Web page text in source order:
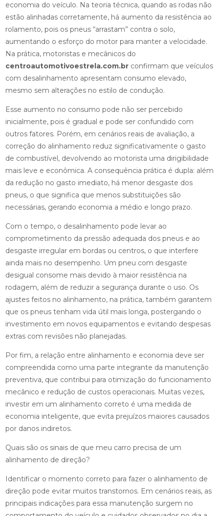
economia do veículo. Na teoria técnica, quando as rodas não
estão alinhadas corretamente, há aumento da resistência ao
rolamento, pois os pneus “arrastam” contra o solo,
aumentando o esforço do motor para manter a velocidade.
Na prática, motoristas e mecânicos do
centroautomotivoestrela.com.brconfirmam que veículos
com desalinhamento apresentam consumo elevado,
mesmo sem alterações no estilo de condução.
Esse aumento no consumo pode não ser percebido
inicialmente, pois é gradual e pode ser confundido com
outros fatores. Porém, em cenários reais de avaliação, a
correção do alinhamento reduz significativamente o gasto
de combustível, devolvendo ao motorista uma dirigibilidade
mais leve e econômica. A consequência prática é dupla: além
da redução no gasto imediato, há menor desgaste dos
pneus, o que significa que menos substituições são
necessárias, gerando economia a médio e longo prazo.
Com o tempo, o desalinhamento pode levar ao
comprometimento da pressão adequada dos pneus e ao
desgaste irregular em bordas ou centros, o que interfere
ainda mais no desempenho. Um pneu com desgaste
desigual consome mais devido à maior resistência na
rodagem, além de reduzir a segurança durante o uso. Os
ajustes feitos no alinhamento, na prática, também garantem
que os pneus tenham vida útil mais longa, postergando o
investimento em novos equipamentos e evitando despesas
extras com revisões não planejadas.
Por fim, a relação entre alinhamento e economia deve ser
compreendida como uma parte integrante da manutenção
preventiva, que contribui para otimização do funcionamento
mecânico e redução de custos operacionais. Muitas vezes,
investir em um alinhamento correto é uma medida de
economia inteligente, que evita prejuízos maiores causados
por danos indiretos.
Quais são os sinais de que meu carro precisa de um
alinhamento de direção?
Identificar o momento correto para fazer o alinhamento de
direção pode evitar muitos transtornos. Em cenários reais, as
principais indicações para essa manutenção surgem no